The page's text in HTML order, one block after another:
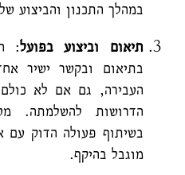
במהלך התכנון והביצוע
תיאום וביצוע בפועל:
בתיאום ובקשר ישיר
העבירה, גם אם לא
הדרושות להשלמתה.
בשיתוף פעולה הדוק עם
מוגבל בהיקף.